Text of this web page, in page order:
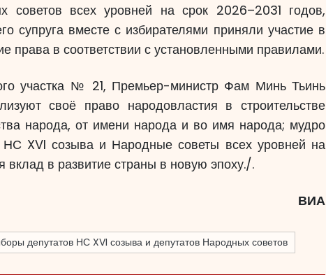
всех уровней на срок 2026–2031 годов,
вместе с избирателями приняли участие в
права в соответствии с установленными правилами.
участка № 21, Премьер-министр Фам Минь Тьинь
своё право народовластия в строительстве
народа, от имени народа и во имя народа; мудро
НС XVI созыва и Народные советы всех уровней на
в развитие страны в новую эпоху./.
ВИА
депутатов НС XVI созыва и депутатов Народных советов